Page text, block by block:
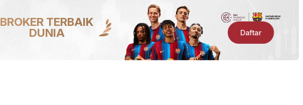
BROKER TERBAIK
DUNIA
Daftar